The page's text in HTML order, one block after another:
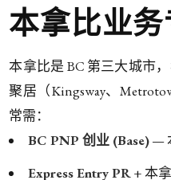
本拿比业
本拿比是 BC 第三大城市
聚居（Kingsway、
常需：
BC PNP 创业 (Base)—
Express Entry PR+ 本